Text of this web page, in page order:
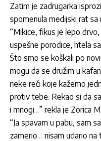
Zatim je zadrugarka
spomenula medijski rat sa
“Mikice, fikus je lepo
uspešne porodice, htela
Što smo se koškali po
mogu da se družim u
neke reči koje kažemo
protiv tebe. Rekao si da
i mnogi…” rekla je Zorica
“Ja spavam u pabu, sam
zamerio… nisam udario